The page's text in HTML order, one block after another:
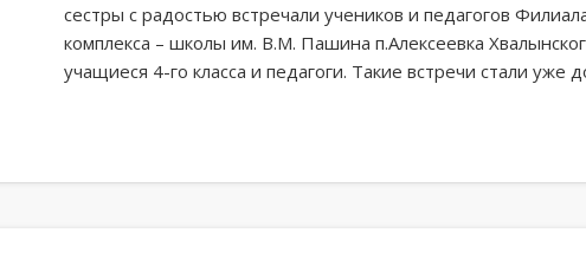
сестры с радостью встречали учеников и педагогов
комплекса – школы им. В.М. Пашина п.Алексеевка
учащиеся 4-го класса и педагоги. Такие встречи стали